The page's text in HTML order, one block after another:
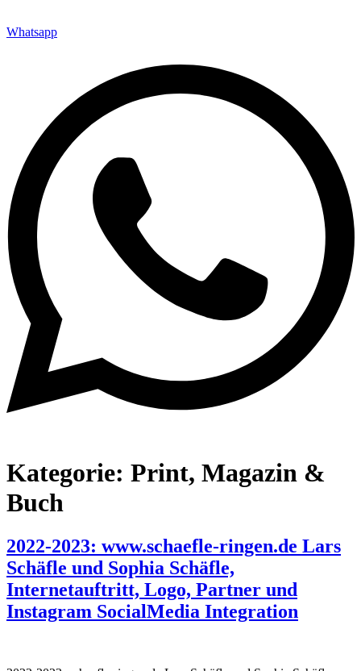
Whatsapp
Kategorie: Print, Magazin &
Buch
2022-2023: www.schaefle-ringen.de Lars
Schäfle und Sophia Schäfle,
Internetauftritt, Logo, Partner und
Instagram SocialMedia Integration